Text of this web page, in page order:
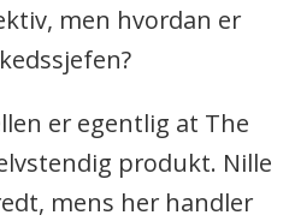
men hvordan er
er egentlig at The
produkt. Nille
mens her handler